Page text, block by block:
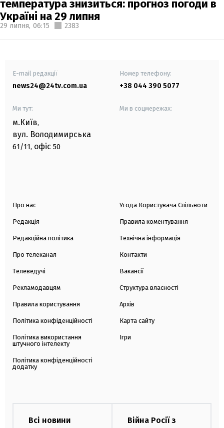
температура знизиться: прогноз погоди в
Україні на 29 липня
29 липня, 06:15 2383
E-mail редакції
news24@24tv.com.ua
Номер телефону:
+38 044 390 5077
Ми тут:
м.Київ,
вул. Володимирська
61/11, офіс 50
Ми в соцмережах:
Про нас
Редакція
Редакційна політика
Про телеканал
Телеведучі
Рекламодавцям
Правила користування
Політика конфіденційності
Політика використання
штучного інтелекту
Політика конфіденційності
додатку
Угода Користувача Спільноти
Правила коментування
Технічна інформація
Контакти
Вакансії
Структура власності
Архів
Карта сайту
Ігри
Всі новини
Війна Росії з